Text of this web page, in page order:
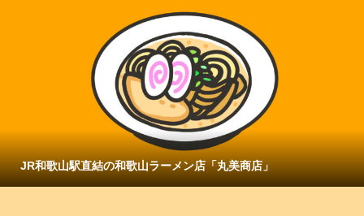
JR和歌山駅直結の和歌山ラーメン店「丸美商店」